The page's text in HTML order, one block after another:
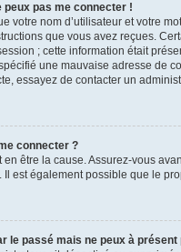
pas me connecter !
votre nom d’utilisateur et votre
que vous avez reçues.
; cette information était
une mauvaise adresse de
essayez de contacter un
connecter ?
être la cause. Assurez-vous
est également possible que le
le passé mais ne peux à